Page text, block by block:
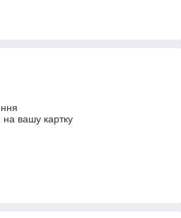
на вашу картку